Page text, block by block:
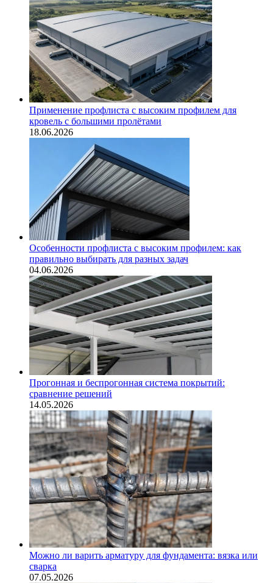
Применение профлиста с высоким профилем для
кровель с большими пролётами
18.06.2026
Особенности профлиста с высоким профилем: как
правильно выбирать для разных задач
04.06.2026
Прогонная и беспрогонная система покрытий:
сравнение решений
14.05.2026
Можно ли варить арматуру для фундамента: вязка или
сварка
07.05.2026